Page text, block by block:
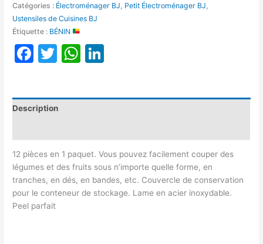
Catégories : Électroménager BJ Petit Électroménager BJ
Ustensiles de Cuisines BJ
Étiquette : BÉNIN
Facebook
TwitterWhatsApp
Description
12 pièces en 1 paquet. Vous pouvez facilement couper des
légumes et des fruits sous n’importe quelle forme, en
tranches, en dés, en bandes, etc. Couvercle de conservation
pour le conteneur de stockage. Lame en acier inoxydable.
Peel parfait